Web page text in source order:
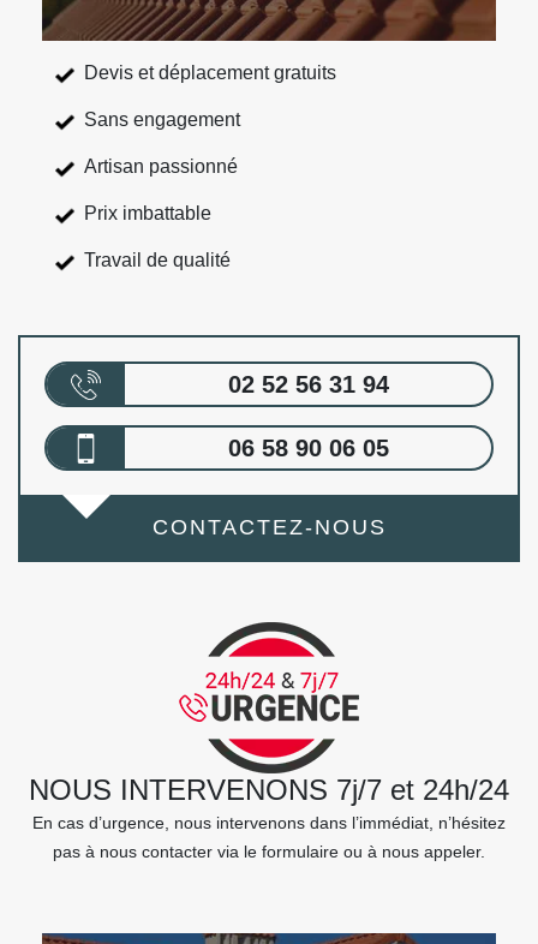
Devis et déplacement gratuits
Sans engagement
Artisan passionné
Prix imbattable
Travail de qualité
02 52 56 31 94
06 58 90 06 05
CONTACTEZ-NOUS
NOUS INTERVENONS 7j/7 et 24h/24
En cas d’urgence, nous intervenons dans l’immédiat, n’hésitez
pas à nous contacter via le formulaire ou à nous appeler.